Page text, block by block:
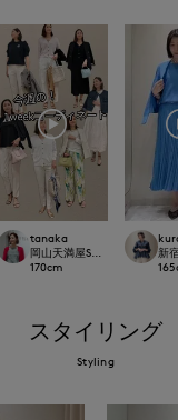
CLOSET
tanaka
岡山天満屋SUPERIORCLOSET
170cm
新
165
スタイリング
Styling